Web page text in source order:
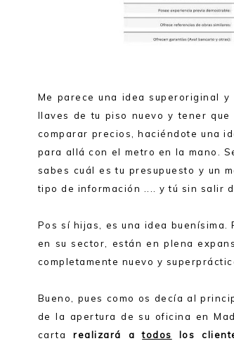
Me parece una idea superoriginal
llaves de tu piso nuevo y tener
comparar precios, haciéndote una
para allá con el metro en la mano.
sabes cuál es tu presupuesto y un
tipo de información .... y tú sin salir
Pos sí hijas, es una idea
en su sector, están en plena
completamente nuevo y
Bueno, pues como os decía al
de la apertura de su oficina en
cartarealizará atodos los